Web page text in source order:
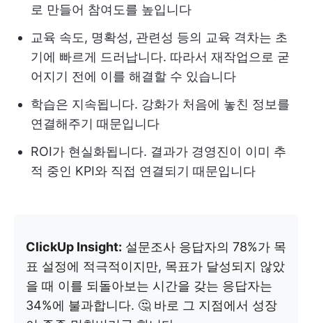
로 만들어 참여도를 높입니다
교육 속도, 명확성, 관련성 등의 교육 격차는 초
기에 빠르게 드러납니다. 따라서 재작업으로 굳
어지기 전에 이를 해결할 수 있습니다
학습은 지속됩니다. 강화가 처음에 놓친 정보를
연결해주기 때문입니다
ROI가 현실화됩니다. 결과가 경영진이 이미 추
적 중인 KPI와 직접 연결되기 때문입니다
ClickUp Insight: 설문조사 응답자의 78%가 목
표 설정에 적극적이지만, 목표가 달성되지 않았
을 때 이를 되돌아보는 시간을 갖는 응답자는
34%에 불과합니다. 🤔 바로 그 지점에서 성장